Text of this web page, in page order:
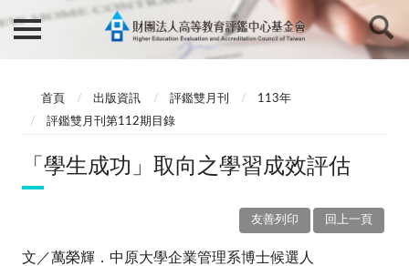
首頁 出版資訊 評鑑雙月刊
113年
評鑑雙月刊第112期目錄
「學生成功」取向之學習成效評估
回上一頁
友善列印
文／萬榮輝．中原大學企業管理系博士候選人